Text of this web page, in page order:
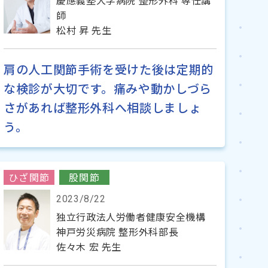
師
松村 昇 先生
肩の人工関節手術を受けた後は定期的
な検診が大切です。痛みや動かしづら
さがあれば整形外科へ相談しましょ
う。
ひざ関節 股関節
2023/8/22
独立行政法人労働者健康安全機構
神戸労災病院 整形外科部長
佐々木 宏 先生